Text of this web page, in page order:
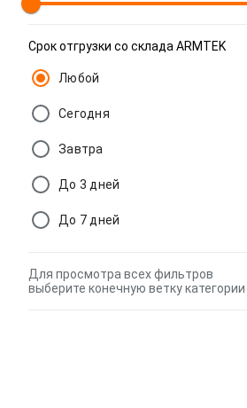
Срок отгрузки со склада ARMTEK
Любой
Сегодня
Завтра
До 3 дней
До 7 дней
Для просмотра всех фильтров
выберите конечную ветку категории